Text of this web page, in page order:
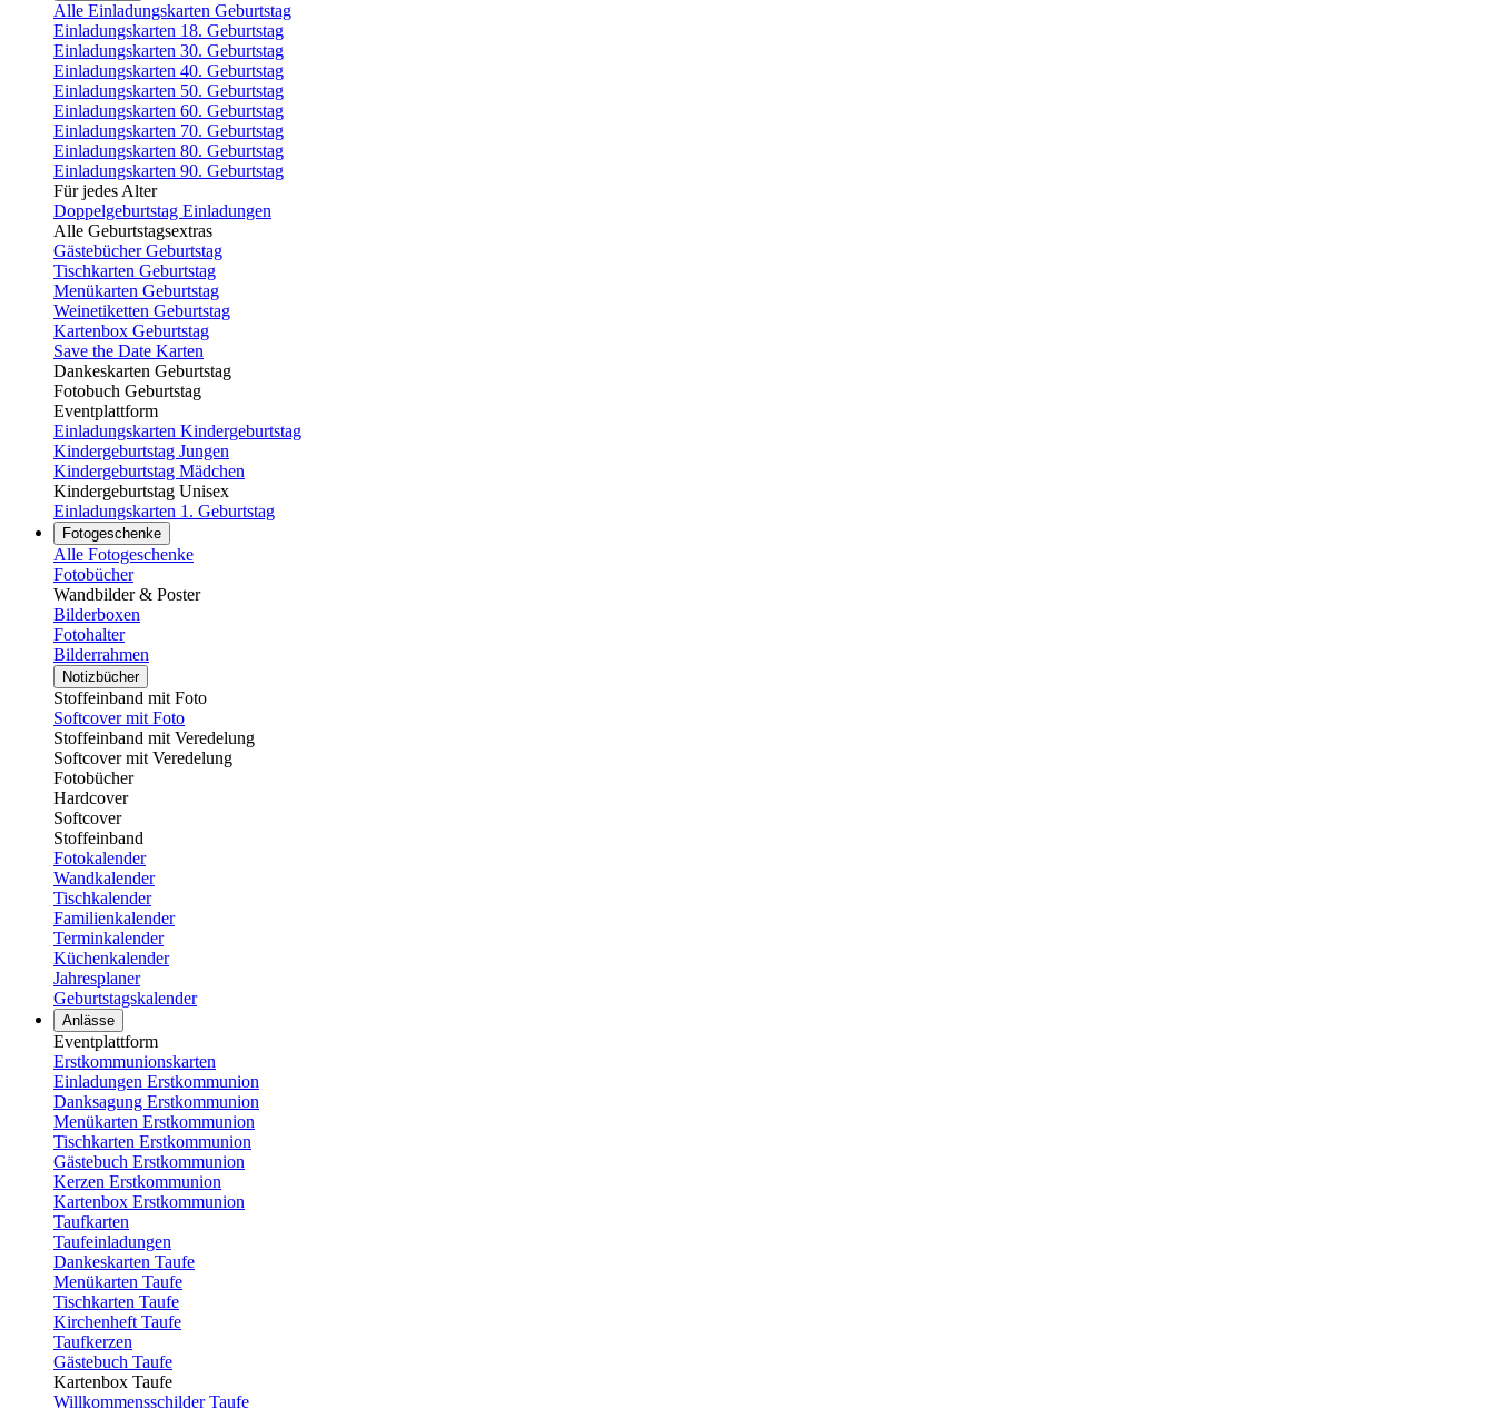
Alle Einladungskarten Geburtstag
Einladungskarten 18. Geburtstag
Einladungskarten 30. Geburtstag
Einladungskarten 40. Geburtstag
Einladungskarten 50. Geburtstag
Einladungskarten 60. Geburtstag
Einladungskarten 70. Geburtstag
Einladungskarten 80. Geburtstag
Einladungskarten 90. Geburtstag
Für jedes Alter
Doppelgeburtstag Einladungen
Alle Geburtstagsextras
Gästebücher Geburtstag
Tischkarten Geburtstag
Menükarten Geburtstag
Weinetiketten Geburtstag
Kartenbox Geburtstag
Save the Date Karten
Dankeskarten Geburtstag
Fotobuch Geburtstag
Eventplattform
Einladungskarten Kindergeburtstag
Kindergeburtstag Jungen
Kindergeburtstag Mädchen
Kindergeburtstag Unisex
Einladungskarten 1. Geburtstag
Fotogeschenke
Alle Fotogeschenke
Fotobücher
Wandbilder & Poster
Bilderboxen
Fotohalter
Bilderrahmen
Notizbücher
Stoffeinband mit Foto
Softcover mit Foto
Stoffeinband mit Veredelung
Softcover mit Veredelung
Fotobücher
Hardcover
Softcover
Stoffeinband
Fotokalender
Wandkalender
Tischkalender
Familienkalender
Terminkalender
Küchenkalender
Jahresplaner
Geburtstagskalender
Anlässe
Eventplattform
Erstkommunionskarten
Einladungen Erstkommunion
Danksagung Erstkommunion
Menükarten Erstkommunion
Tischkarten Erstkommunion
Gästebuch Erstkommunion
Kerzen Erstkommunion
Kartenbox Erstkommunion
Taufkarten
Taufeinladungen
Dankeskarten Taufe
Menükarten Taufe
Tischkarten Taufe
Kirchenheft Taufe
Taufkerzen
Gästebuch Taufe
Kartenbox Taufe
Willkommensschilder Taufe